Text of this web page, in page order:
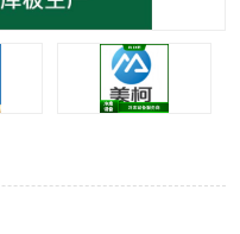
宜宾冷库，宜宾冻库设备